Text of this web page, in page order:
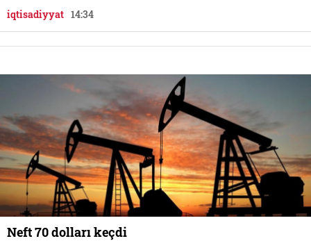
iqtisadiyyat 14:34
Neft 70 dolları keçdi